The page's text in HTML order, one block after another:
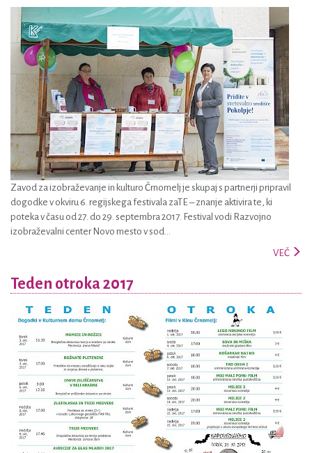
Zavod za izobraževanje in kulturo Črnomelj je skupaj s partnerji pripravil
dogodke v okviru 6. regijskega festivala zaTE – znanje aktivira te, ki
poteka v času od 27. do 29. septembra 2017. Festival vodi Razvojno
izobraževalni center Novo mesto v sod...
VEČ
Teden otroka 2017